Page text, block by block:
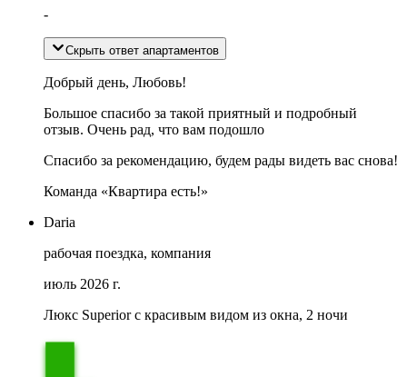
-
Скрыть ответ апартаментов
Добрый день, Любовь!
Большое спасибо за такой приятный и подробный
отзыв. Очень рад, что вам подошло
Спасибо за рекомендацию, будем рады видеть вас снова!
Команда «Квартира есть!»
Daria
рабочая поездка, компания
июль 2026 г.
Люкс Superior с красивым видом из окна, 2 ночи